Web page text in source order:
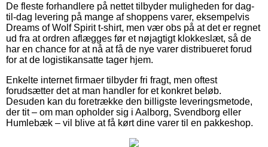
De fleste forhandlere på nettet tilbyder muligheden for dag-
til-dag levering på mange af shoppens varer, eksempelvis
Dreams of Wolf Spirit t-shirt, men vær obs på at det er regnet
ud fra at ordren aflægges før et nøjagtigt klokkeslæt, så de
har en chance for at nå at få de nye varer distribueret forud
for at de logistikansatte tager hjem.
Enkelte internet firmaer tilbyder fri fragt, men oftest
forudsætter det at man handler for et konkret beløb.
Desuden kan du foretrække den billigste leveringsmetode,
der tit – om man opholder sig i Aalborg, Svendborg eller
Humlebæk – vil blive at få kørt dine varer til en pakkeshop.